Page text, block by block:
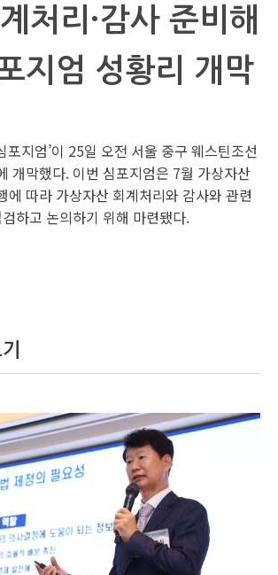
처리·감사 준비해
지엄 성황리 개막
포지엄’이 25일 오전 서울 중구 웨스틴조선
개막했다. 이번 심포지엄은 7월 가상자산
에 따라 가상자산 회계처리와 감사와 관련
하고 논의하기 위해 마련됐다.